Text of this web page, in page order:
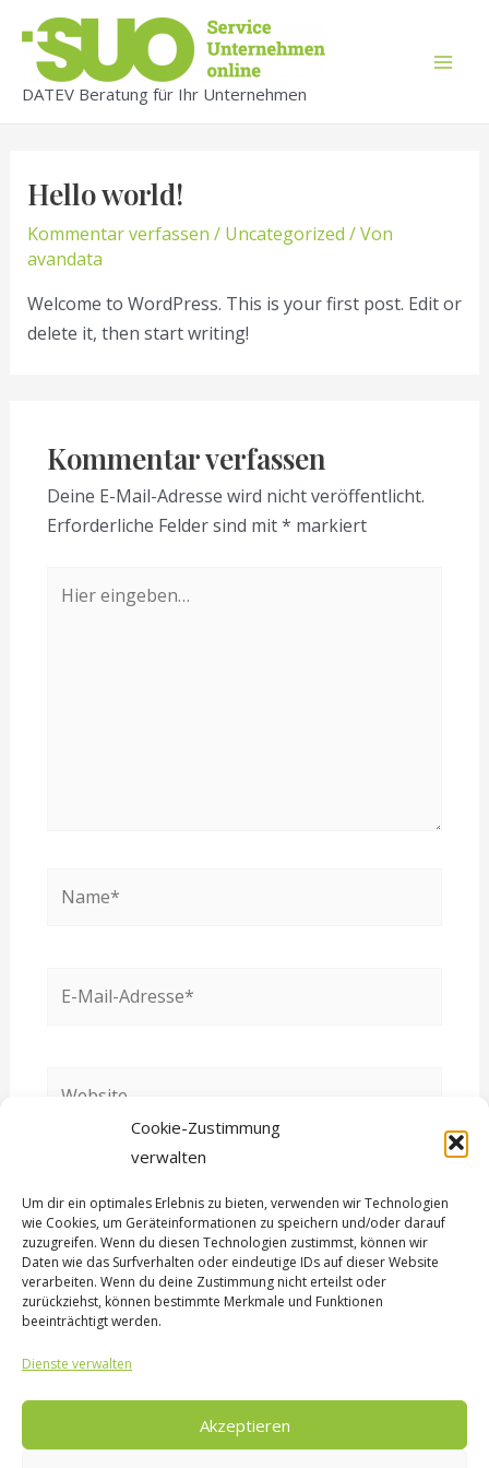
Cookie-Zustimmung
verwalten
Um dir ein optimales Erlebnis zu bieten, verwenden wir Technologien
wie Cookies, um Geräteinformationen zu speichern und/oder darauf
zuzugreifen. Wenn du diesen Technologien zustimmst, können wir
Daten wie das Surfverhalten oder eindeutige IDs auf dieser Website
verarbeiten. Wenn du deine Zustimmung nicht erteilst oder
zurückziehst, können bestimmte Merkmale und Funktionen
beeinträchtigt werden.
Dienste verwalten
Akzeptieren
Inhalt
springen
DATEV Beratung für Ihr Unternehmen
Hello world!
Kommentar verfassen / Uncategorized / Von
avandata
Welcome to WordPress. This is your first post. Edit or
delete it, then start writing!
Kommentar verfassen
Deine E-Mail-Adresse wird nicht veröffentlicht.
Erforderliche Felder sind mit* markiert
eingeben…
Mail-
diesem Browser für meinen nächsten
Kommentar speichern.